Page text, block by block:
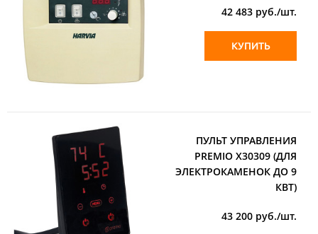
42 483 руб./шт.
КУПИТЬ
ПУЛЬТ УПРАВЛЕНИЯ
PREMIO X30309 (ДЛЯ
ЭЛЕКТРОКАМЕНОК ДО 9
КВТ)
43 200 руб./шт.